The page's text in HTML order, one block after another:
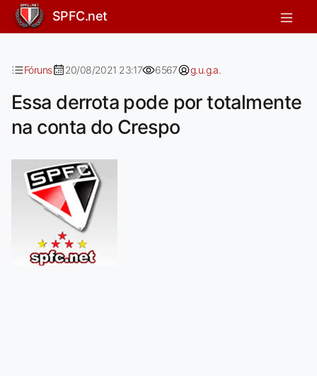
Essa derrota pode por totalmente
SPFC.net
Fóruns 20/08/2021 23:17 6567 g.u.g.a.
Essa derrota pode por totalmente
na conta do Crespo